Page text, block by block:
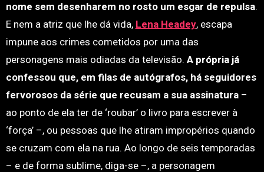
nome sem desenharem no rosto um esgar de repulsa.
E nem a atriz que lhe dá vida, Lena Headey, escapa
impune aos crimes cometidos por uma das
personagens mais odiadas da televisão. A própria já
confessou que, em filas de autógrafos, há seguidores
fervorosos da série que recusam a sua assinatura–
ao ponto de ela ter de ‘roubar’ o livro para escrever à
‘força’ –, ou pessoas que lhe atiram impropérios quando
se cruzam com ela na rua. Ao longo de seis temporadas
– e de forma sublime, diga-se –, a personagem